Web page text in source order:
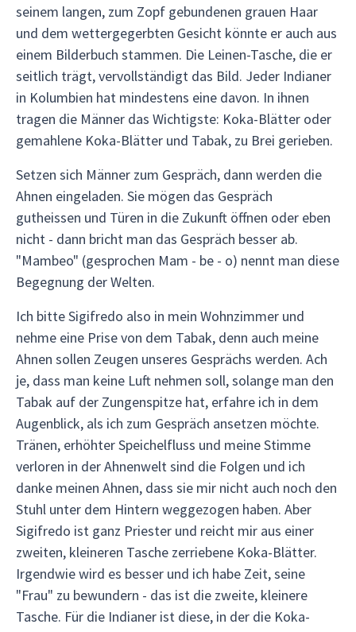
seinem langen, zum Zopf gebundenen grauen Haar
und dem wettergegerbten Gesicht könnte er auch aus
einem Bilderbuch stammen. Die Leinen-Tasche, die er
seitlich trägt, vervollständigt das Bild. Jeder Indianer
in Kolumbien hat mindestens eine davon. In ihnen
tragen die Männer das Wichtigste: Koka-Blätter oder
gemahlene Koka-Blätter und Tabak, zu Brei gerieben.
Setzen sich Männer zum Gespräch, dann werden die
Ahnen eingeladen. Sie mögen das Gespräch
gutheissen und Türen in die Zukunft öffnen oder eben
nicht - dann bricht man das Gespräch besser ab.
"Mambeo" (gesprochen Mam - be - o) nennt man diese
Begegnung der Welten.
Ich bitte Sigifredo also in mein Wohnzimmer und
nehme eine Prise von dem Tabak, denn auch meine
Ahnen sollen Zeugen unseres Gesprächs werden. Ach
je, dass man keine Luft nehmen soll, solange man den
Tabak auf der Zungenspitze hat, erfahre ich in dem
Augenblick, als ich zum Gespräch ansetzen möchte.
Tränen, erhöhter Speichelfluss und meine Stimme
verloren in der Ahnenwelt sind die Folgen und ich
danke meinen Ahnen, dass sie mir nicht auch noch den
Stuhl unter dem Hintern weggezogen haben. Aber
Sigifredo ist ganz Priester und reicht mir aus einer
zweiten, kleineren Tasche zerriebene Koka-Blätter.
Irgendwie wird es besser und ich habe Zeit, seine
"Frau" zu bewundern - das ist die zweite, kleinere
Tasche. Für die Indianer ist diese, in der die Koka-